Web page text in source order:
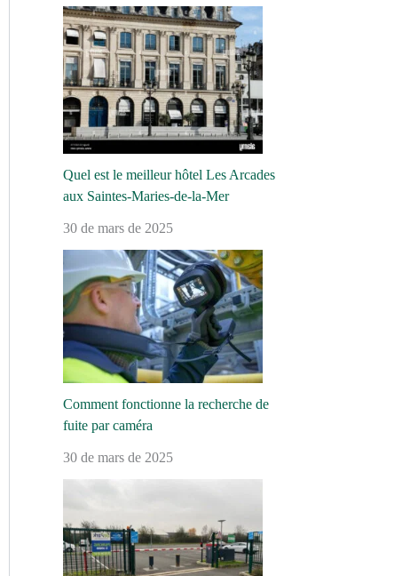
Quel est le meilleur hôtel Les Arcades
aux Saintes-Maries-de-la-Mer
30 de mars de 2025
Comment fonctionne la recherche de
fuite par caméra
30 de mars de 2025